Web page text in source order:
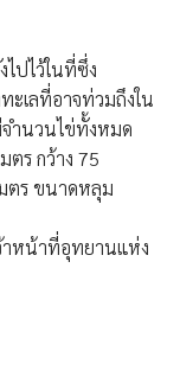
ไปไว้ในที่ซึ่ง
ะเลที่อาจท่วมถึงใน
จำนวนไข่ทั้งหมด
ตร กว้าง 75
ตร ขนาดหลุม
าหน้าที่อุทยานแห่ง